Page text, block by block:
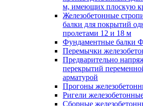
м, имеющих плоскую
Железобетонные
балки для покрытий
пролетами 12 и 18 м
Фундаментные балки
Перемычки
Предварительно
перекрытий
арматурой
Прогоны
Ригели
Сборные